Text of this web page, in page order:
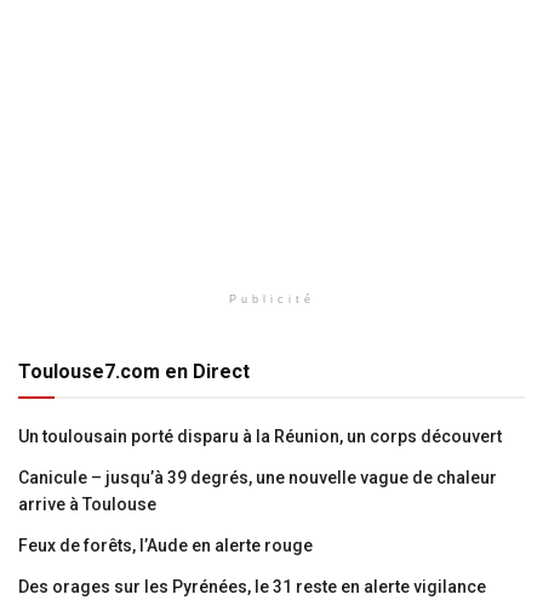
Publicité
Toulouse7.com en Direct
Un toulousain porté disparu à la Réunion, un corps découvert
Canicule – jusqu’à 39 degrés, une nouvelle vague de chaleur
arrive à Toulouse
Feux de forêts, l’Aude en alerte rouge
Des orages sur les Pyrénées, le 31 reste en alerte vigilance